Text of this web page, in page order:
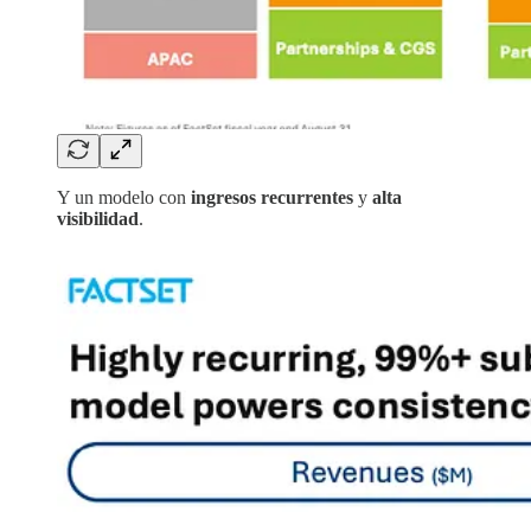
Y un modelo con ingresos recurrentes y alta
visibilidad.